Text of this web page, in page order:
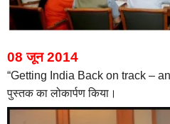
08 जून 2014
“Getting India Back on track –
पुस्तक का लोकार्पण किया।